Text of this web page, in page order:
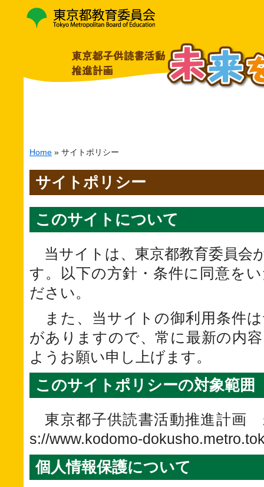
Home » サイトポリシー
サイトポリシー
このサイトについて
当サイトは、東京都教育委員会
す。以下の方針・条件に同意を
ださい。
また、当サイトの御利用条件
がありますので、常に最新の内
ようお願い申し上げます。
このサイトポリシーの対象範囲
東京都子供読書活動推進計画
s://www.kodomo-
個人情報保護について